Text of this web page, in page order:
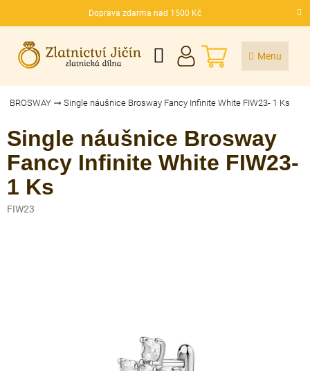
Doprava zdarma nad 1500 Kč
CZK
NÁKUPNÍ
KOŠÍK
BROSWAY Single náušnice Brosway Fancy Infinite White FIW23- 1 Ks
Single náušnice Brosway
Fancy Infinite White FIW23-
1 Ks
FIW23